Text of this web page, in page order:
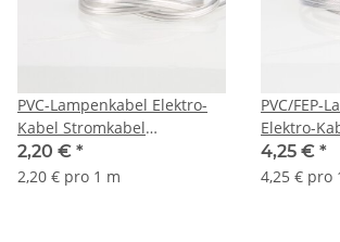
PVC-Lampenkabel Elektro-
Kabel Stromkabel
Flachkabel transparent 2-
adrig, 2x0,75mm²
2,20 € *
2,20 € pro 1 m
PVC/FEP-
Elektro-
adrig,
4,25 € *
4,25 € pro